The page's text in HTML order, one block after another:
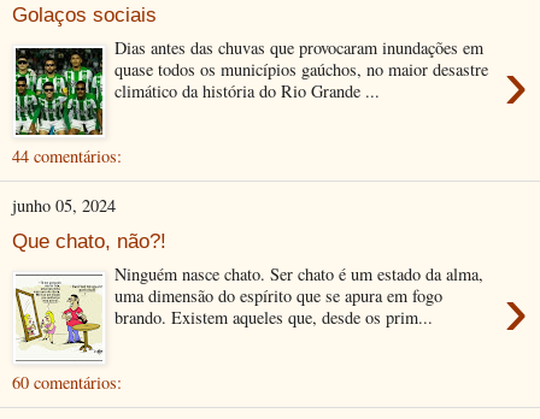
Golaços sociais
›
Dias antes das chuvas que provocaram inundações em
quase todos os municípios gaúchos, no maior desastre
climático da história do Rio Grande ...
44 comentários:
junho 05, 2024
Que chato, não?!
›
Ninguém nasce chato. Ser chato é um estado da alma,
uma dimensão do espírito que se apura em fogo
brando. Existem aqueles que, desde os prim...
60 comentários: